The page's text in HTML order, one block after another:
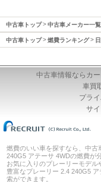
中古車トップ 中古車メーカー一覧
中古車トップ 燃費ランキング
中古車情報ならカ
車買
プラ
サ
燃費のいい車を探すなら、中
240G5 アテーサ 4WDの燃費が
お気に入りのプレーリーモデル
豊富なプレーリー 2.4 240G5
索ができます。